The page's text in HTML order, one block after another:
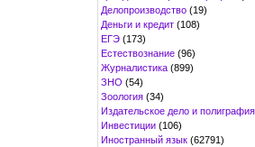
Делопроизводство (19)
Деньги и кредит (108)
ЕГЭ (173)
Естествознание (96)
Журналистика (899)
ЗНО (54)
Зоология (34)
Издательское дело и полиграфия
Инвестиции (106)
Иностранный язык (62791)